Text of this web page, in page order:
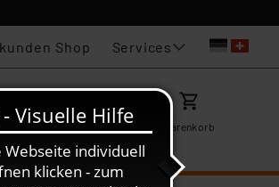
Shop Services
KarriereMein ELV Merkzettel Warenkorb